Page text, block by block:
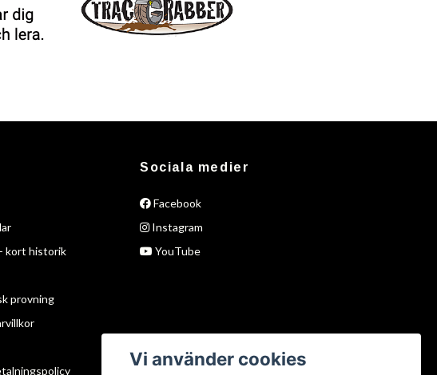
kort historik
provning
Sociala medier
Facebook
Instagram
YouTube
Vi använder cookies